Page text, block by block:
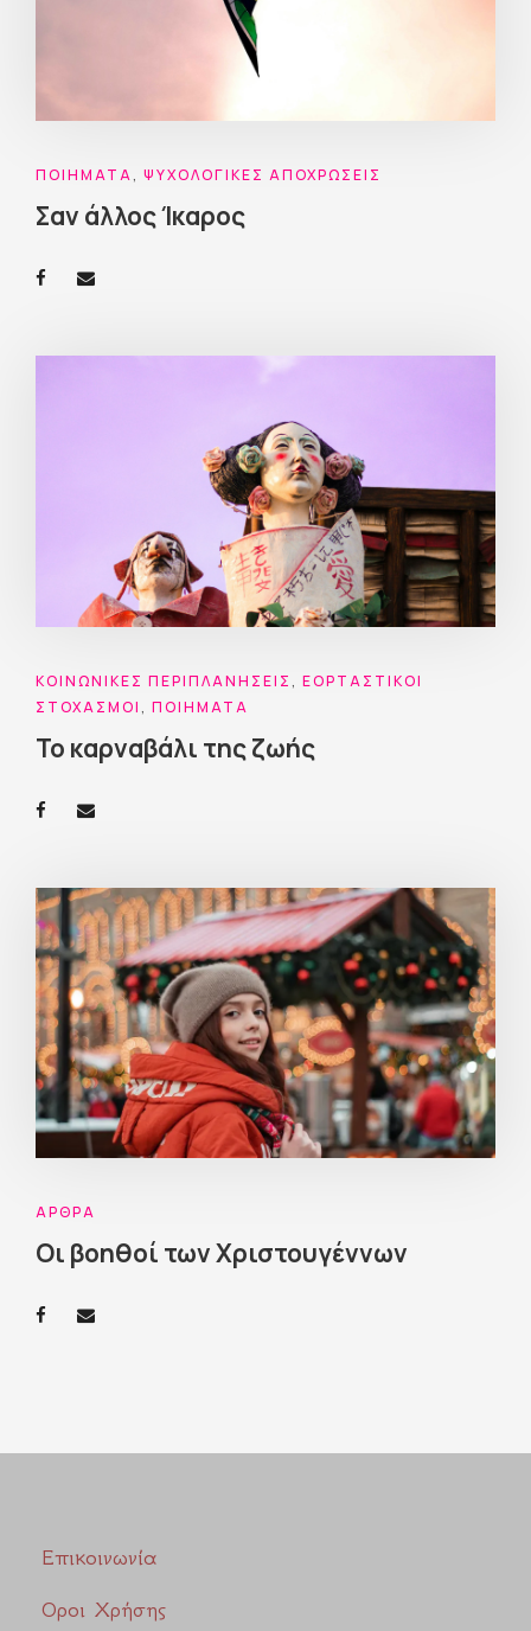
ΠΟΙΉΜΑΤΑ, ΨΥΧΟΛΟΓΙΚΈΣ ΑΠΟΧΡΏΣΕΙΣ
Σαν άλλος Ίκαρος
ΚΟΙΝΩΝΙΚΈΣ ΠΕΡΙΠΛΑΝΉΣΕΙΣ, ΕΟΡΤΑΣΤΙΚΟΊ
ΣΤΟΧΑΣΜΟΊ, ΠΟΙΉΜΑΤΑ
Το καρναβάλι της ζωής
ΆΡΘΡΑ
Οι βοηθοί των Χριστουγέννων
Επικοινωνία
Οροι Χρήσης